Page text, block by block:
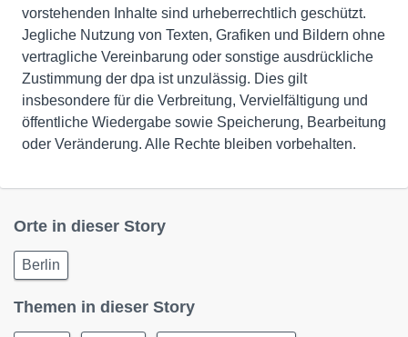
vorstehenden Inhalte sind urheberrechtlich geschützt.
Jegliche Nutzung von Texten, Grafiken und Bildern ohne
vertragliche Vereinbarung oder sonstige ausdrückliche
Zustimmung der dpa ist unzulässig. Dies gilt
insbesondere für die Verbreitung, Vervielfältigung und
öffentliche Wiedergabe sowie Speicherung, Bearbeitung
oder Veränderung. Alle Rechte bleiben vorbehalten.
Orte in dieser Story
Berlin
Themen in dieser Story